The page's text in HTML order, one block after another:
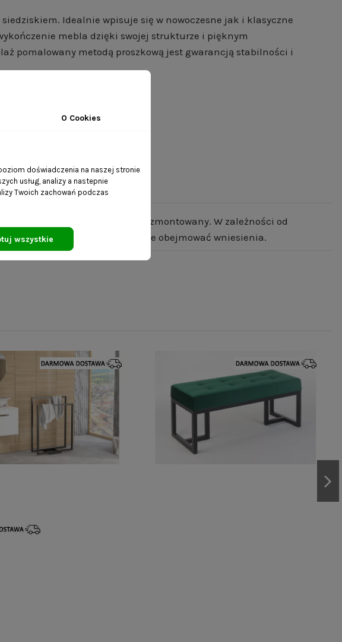
Idealnie wpisuje się w nowoczesne jak i klasyczne
mebla dzięki swojej strukturze i pięknym
pomalowany metodą proszkową jest gwarancją stabilności i
w kartonie w całości- już zmontowany. W zależności od
wagi przesyłki, transport może nie obejmować wniesienia.
O Cookies
doświadczenia na naszej stronie
usług, analizy a nastepnie
Twoich zachowań podczas
wszystkie